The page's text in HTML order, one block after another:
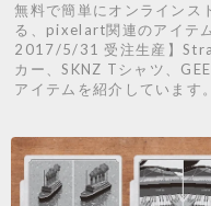
無料で簡単にオンラインス
る、pixelart関連のアイテ
2017/5/31 受注生産】
カー、SKNZ Tシャツ、
アイテムを紹介しています。